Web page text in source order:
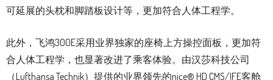
可延展的头枕和脚踏板设计等，更加符合人体工程学。
此外，飞鸿300E采用业界独家的座椅上方操控面板，更加符
合人体工程学，也显著改进了乘客体验。由汉莎科技公司
（Lufthansa Technik）提供的业界领先的nice® HD CMS/IFE客舱